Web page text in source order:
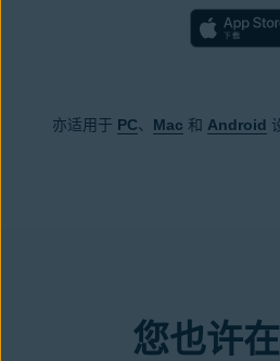
亦适用于 PC、 Mac 和 Android
您也许